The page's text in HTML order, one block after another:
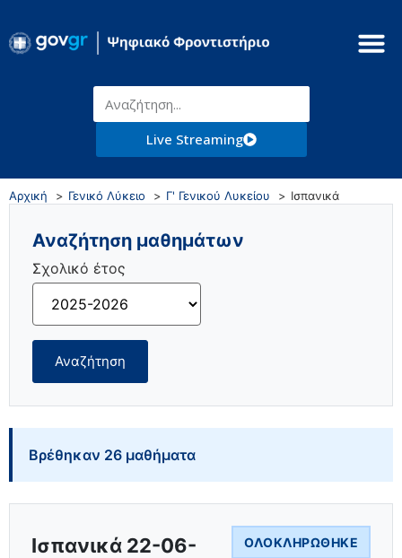
Live Streaming
Αρχική Γενικό Λύκειο Γ' Γενικού Λυκείου Ισπανικά
Αναζήτηση μαθημάτων
Σχολικό έτος
Βρέθηκαν 26 μαθήματα
Ισπανικά 22-06-
ΟΛΟΚΛΗΡΏΘΗΚΕ